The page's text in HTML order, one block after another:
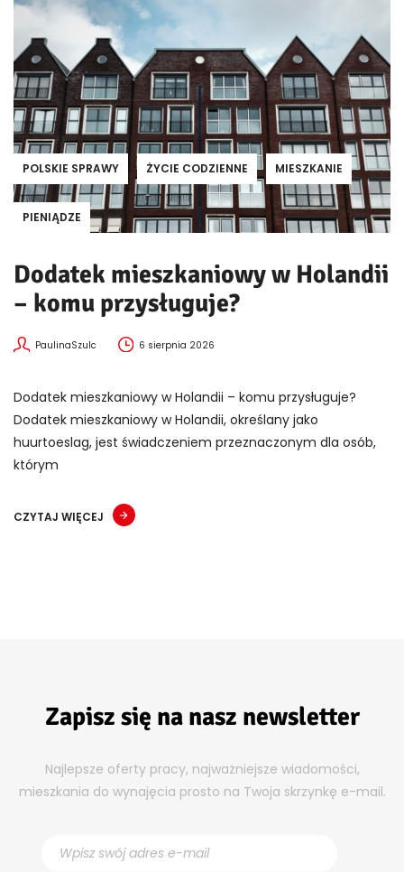
POLSKIE SPRAWY ŻYCIE CODZIENNE MIESZKANIE
PIENIĄDZE
Dodatek mieszkaniowy w Holandii
– komu przysługuje?
PaulinaSzulc 6 sierpnia 2026
Dodatek mieszkaniowy w Holandii – komu przysługuje?
Dodatek mieszkaniowy w Holandii, określany jako
huurtoeslag, jest świadczeniem przeznaczonym dla osób,
którym
CZYTAJ WIĘCEJ
Zapisz się na nasz newsletter
Najlepsze oferty pracy, najważniejsze wiadomości,
mieszkania do wynajęcia prosto na Twoja skrzynkę e-mail.